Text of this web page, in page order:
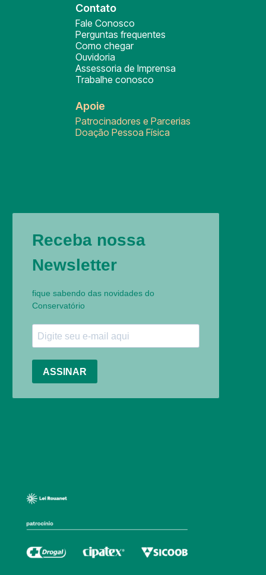
Contato
Fale Conosco
Perguntas frequentes
Como chegar
Ouvidoria
Assessoria de Imprensa
Trabalhe conosco
Apoie
Patrocinadores e Parcerias
Doação Pessoa Física